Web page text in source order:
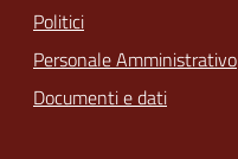
Politici
Personale Amministrativo
Documenti e dati